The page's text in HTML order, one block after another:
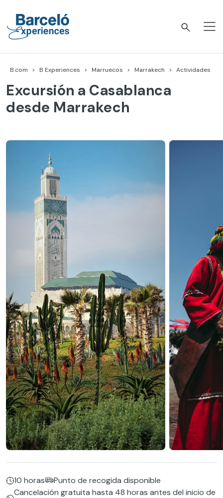
content
B.com B Experiences Marruecos Marrakech Actividades
Excursión a Casablanca
desde Marrakech
10 horas
Punto de recogida disponible
Cancelación gratuita hasta 48 horas antes del inicio de